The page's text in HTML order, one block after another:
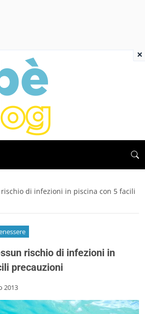
di infezioni in piscina con 5 facili
rischio di infezioni in
precauzioni
2013
×